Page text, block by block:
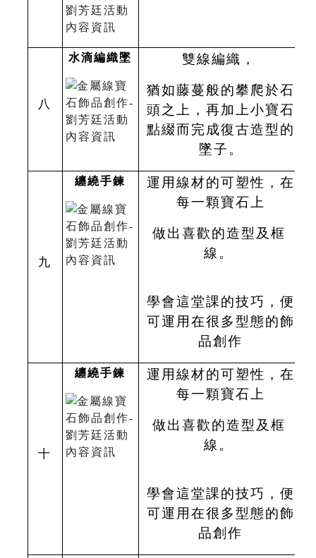
八
水滴編織墜 雙線編織，
猶如藤蔓般的攀爬於石
頭之上，再加上小寶石
點綴而完成復古造型的
墜子。
九
纏繞手鍊
運用線材的可塑性，在
每一顆寶石上
做出喜歡的造型及框
線。
學會這堂課的技巧，便
可運用在很多型態的飾
品創作
十
纏繞手鍊
運用線材的可塑性，在
每一顆寶石上
做出喜歡的造型及框
線。
學會這堂課的技巧，便
可運用在很多型態的飾
品創作